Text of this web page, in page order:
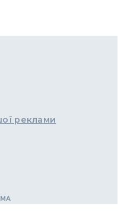
реклами